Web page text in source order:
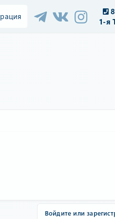
1-я
Войдите или